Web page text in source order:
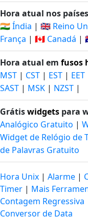
Hora atual nos
🇮🇳 Índia | 🇬🇧 Reino
França | 🇨🇦 Canadá |
Hora atual em fusos
MST | CST | EST | EET
SAST | MSK | NZST |
Grátiswidgets para
Analógico Gratuito |
Widget de Relógio de
de Palavras Gratuito
Hora Unix | Alarme |
Timer | Mais
Contagem Regressiva
Conversor de Data